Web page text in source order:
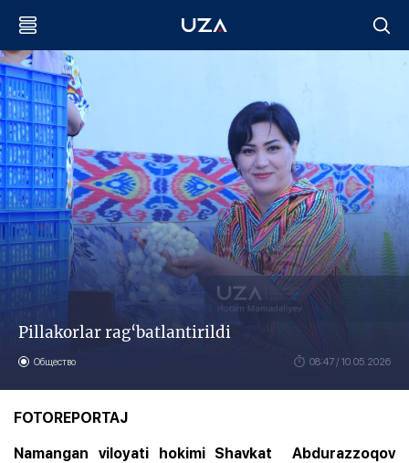
Pillakorlar rag‘batlantirildi
Общество 08:47 / 10.05.2026
FOTOREPORTAJ
Namangan viloyati hokimi Shavkat Abdurazzoqov